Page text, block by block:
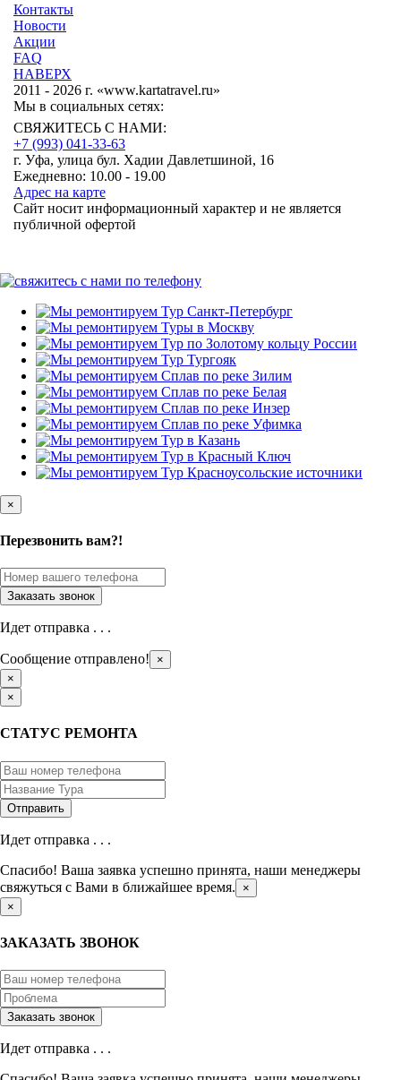
Контакты
Новости
Акции
FAQ
НАВЕРХ
2011 - 2026 г. «www.kartatravel.ru»
Мы в социальных сетях:
СВЯЖИТЕСЬ С НАМИ:
+7 (993) 041-33-63
г. Уфа, улица бул. Хадии Давлетшиной, 16
Ежедневно: 10.00 - 19.00
Адрес на карте
Сайт носит информационный характер и не является
публичной офертой
×
Перезвонить вам?!
Идет отправка . . .
Сообщение отправлено!
×
×
×
СТАТУС РЕМОНТА
Идет отправка . . .
Спасибо! Ваша заявка успешно принята, наши менеджеры
свяжуться с Вами в ближайшее время.
×
×
ЗАКАЗАТЬ ЗВОНОК
Идет отправка . . .